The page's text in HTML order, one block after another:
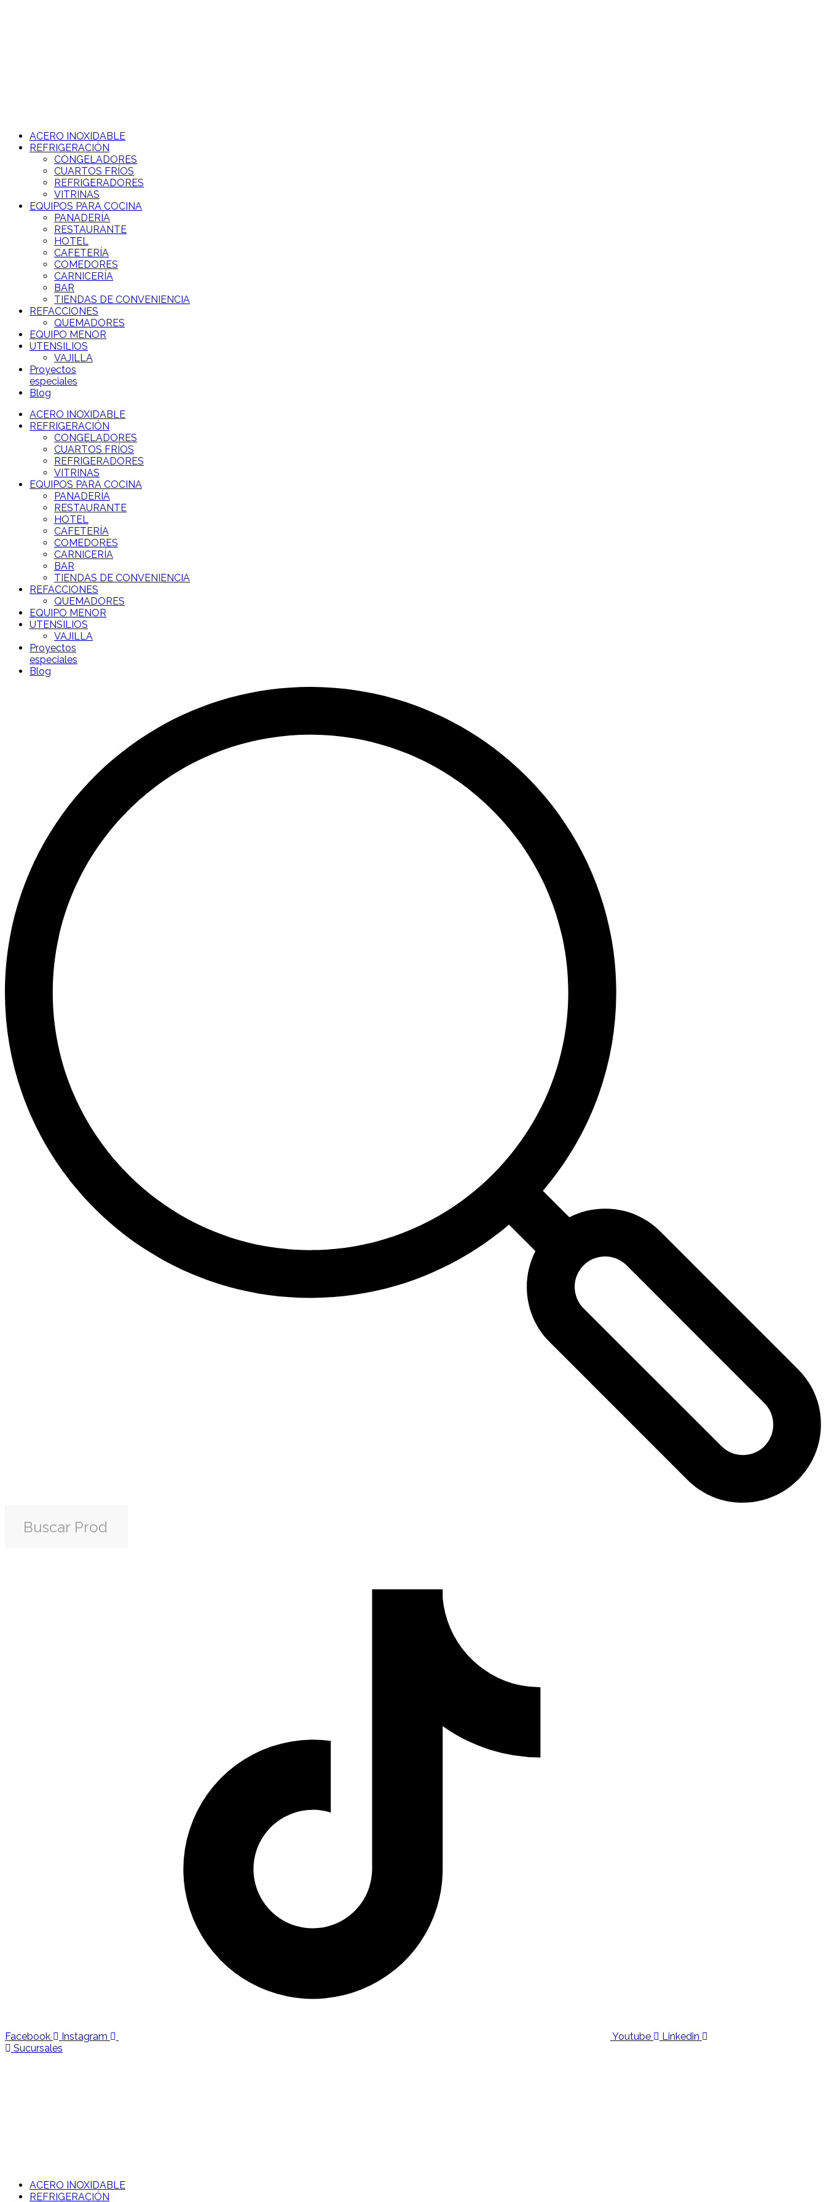
ACERO INOXIDABLE
REFRIGERACIÓN
CONGELADORES
CUARTOS FRÍOS
REFRIGERADORES
VITRINAS
EQUIPOS PARA COCINA
PANADERÍA
RESTAURANTE
HOTEL
CAFETERÍA
COMEDORES
CARNICERÍA
BAR
TIENDAS DE CONVENIENCIA
REFACCIONES
QUEMADORES
EQUIPO MENOR
UTENSILIOS
VAJILLA
Proyectos
especiales
Blog
ACERO INOXIDABLE
REFRIGERACIÓN
CONGELADORES
CUARTOS FRÍOS
REFRIGERADORES
VITRINAS
EQUIPOS PARA COCINA
PANADERÍA
RESTAURANTE
HOTEL
CAFETERÍA
COMEDORES
CARNICERÍA
BAR
TIENDAS DE CONVENIENCIA
REFACCIONES
QUEMADORES
EQUIPO MENOR
UTENSILIOS
VAJILLA
Proyectos
especiales
Blog
Facebook Instagram Youtube
Linkedin
Sucursales
ACERO INOXIDABLE
REFRIGERACIÓN